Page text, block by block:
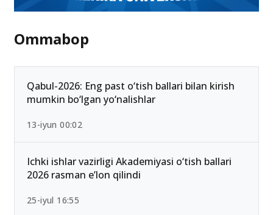
Ommabop
Qabul-2026: Eng past o‘tish ballari bilan kirish
mumkin bo‘lgan yo‘nalishlar
13-iyun 00:02
Ichki ishlar vazirligi Akademiyasi o‘tish ballari
2026 rasman e’lon qilindi
25-iyul 16:55